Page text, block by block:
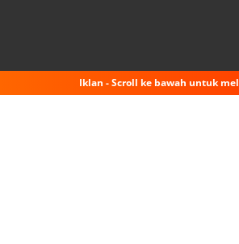
Iklan - Scroll ke bawah untuk